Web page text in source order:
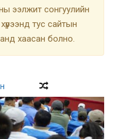
ээлжит сонгуулийн
тус сайтын
хаасан болно.